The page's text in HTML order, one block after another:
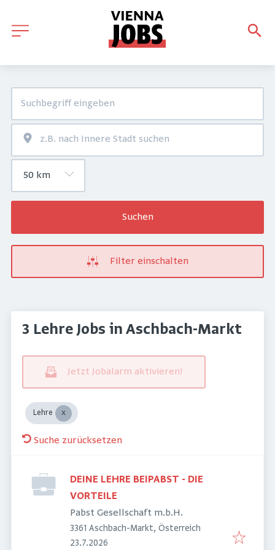
Suchen
Filter einschalten
3 Lehre Jobs in Aschbach-Markt
Jetzt Jobalarm aktivieren!
Lehre
Suche zurücksetzen
DEINE LEHRE BEIPABST - DIE
VORTEILE
Pabst Gesellschaft m.b.H.
3361 Aschbach-Markt, Österreich
Veröffentlicht
23.7.2026